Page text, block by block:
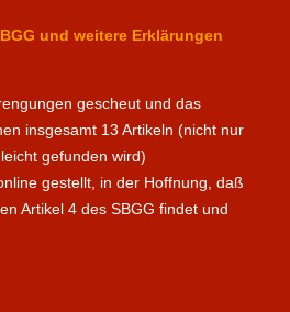
und weitere Erklärungen
gescheut und das
insgesamt 13 Artikeln (nicht nur
gefunden wird)
gestellt, in der Hoffnung, daß
Artikel 4 des SBGG findet und